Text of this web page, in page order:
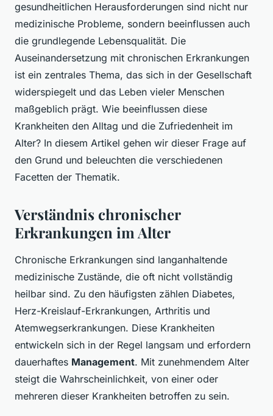
gesundheitlichen Herausforderungen sind nicht nur
medizinische Probleme, sondern beeinflussen auch
die grundlegende Lebensqualität. Die
Auseinandersetzung mit chronischen Erkrankungen
ist ein zentrales Thema, das sich in der Gesellschaft
widerspiegelt und das Leben vieler Menschen
maßgeblich prägt. Wie beeinflussen diese
Krankheiten den Alltag und die Zufriedenheit im
Alter? In diesem Artikel gehen wir dieser Frage auf
den Grund und beleuchten die verschiedenen
Facetten der Thematik.
Verständnis chronischer
Erkrankungen im Alter
Chronische Erkrankungen sind langanhaltende
medizinische Zustände, die oft nicht vollständig
heilbar sind. Zu den häufigsten zählen Diabetes,
Herz-Kreislauf-Erkrankungen, Arthritis und
Atemwegserkrankungen. Diese Krankheiten
entwickeln sich in der Regel langsam und erfordern
dauerhaftes Management. Mit zunehmendem Alter
steigt die Wahrscheinlichkeit, von einer oder
mehreren dieser Krankheiten betroffen zu sein.